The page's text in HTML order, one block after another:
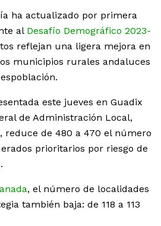
ha actualizado por primera
al Desafío Demográfico 2023-
reflejan una ligera mejora en
municipios rurales andaluces
este jueves en Guadix
de Administración Local,
reduce de 480 a 470 el número
prioritarios por riesgo de
, el número de localidades
también baja: de 118 a 113